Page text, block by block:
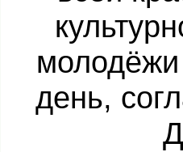
день,